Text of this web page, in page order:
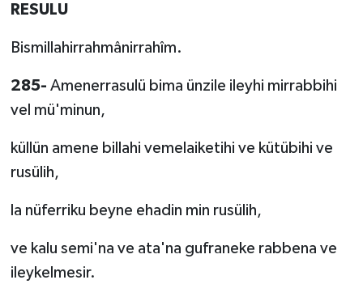
RESULU
Bismillahirrahmânirrahîm.
285- Amenerrasulü bima ünzile ileyhi mirrabbihi
vel mü'minun,
küllün amene billahi vemelaiketihi ve kütübihi ve
rusülih,
la nüferriku beyne ehadin min rusülih,
ve kalu semi'na ve ata'na gufraneke rabbena ve
ileykelmesir.